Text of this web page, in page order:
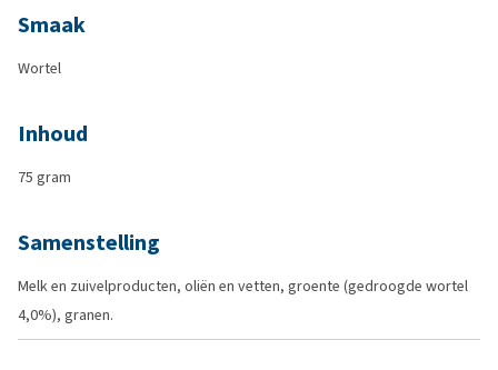
Smaak
Wortel
Inhoud
75 gram
Samenstelling
Melk en zuivelproducten, oliën en vetten, groente (gedroogde wortel
4,0%), granen.